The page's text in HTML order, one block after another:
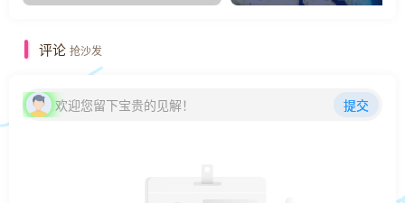
评论 抢沙发
欢迎您留下宝贵的见解！ 提交